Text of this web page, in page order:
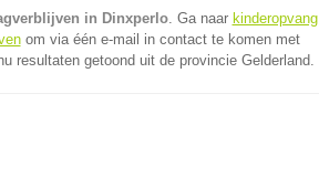
in Dinxperlo. Ga naar kinderopvang
om via één e-mail in contact te komen met
resultaten getoond uit de provincie Gelderland.